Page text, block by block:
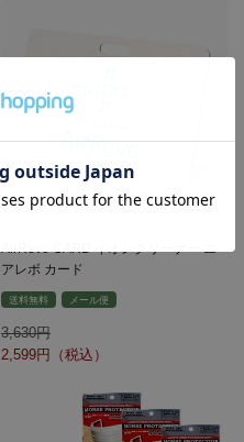
AirRevo CARD イオンクリーナー エ
アレボ カード
送料無料 メール便
3,630
2,599